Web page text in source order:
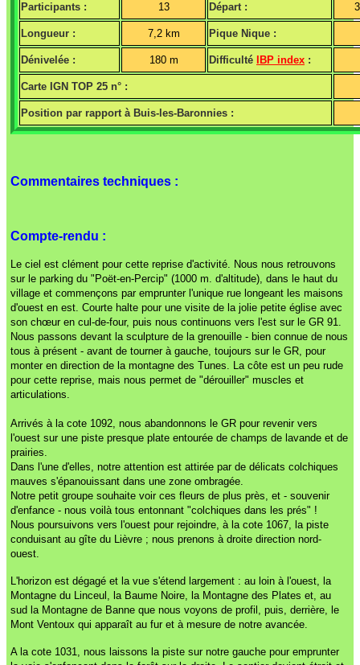
Participants : 13 Départ :
Longueur : 7,2 km Pique Nique :
Dénivelée : 180 m Difficulté IBP index :
Carte IGN TOP 25 n° :
Position par rapport à Buis-les-Baronnies :
Commentaires techniques :
Compte-rendu :
Le ciel est clément pour cette reprise d'activité. Nous nous retrouvons
sur le parking du "Poët-en-Percip" (1000 m. d'altitude), dans le haut du
village et commençons par emprunter l'unique rue longeant les maisons
d'ouest en est. Courte halte pour une visite de la jolie petite église avec
son chœur en cul-de-four, puis nous continuons vers l'est sur le GR 91.
Nous passons devant la sculpture de la grenouille - bien connue de nous
tous à présent - avant de tourner à gauche, toujours sur le GR, pour
monter en direction de la montagne des Tunes. La côte est un peu rude
pour cette reprise, mais nous permet de "dérouiller" muscles et
articulations.
Arrivés à la cote 1092, nous abandonnons le GR pour revenir vers
l'ouest sur une piste presque plate entourée de champs de lavande et de
prairies.
Dans l'une d'elles, notre attention est attirée par de délicats colchiques
mauves s'épanouissant dans une zone ombragée.
Notre petit groupe souhaite voir ces fleurs de plus près, et - souvenir
d'enfance - nous voilà tous entonnant "colchiques dans les prés" !
Nous poursuivons vers l'ouest pour rejoindre, à la cote 1067, la piste
conduisant au gîte du Lièvre ; nous prenons à droite direction nord-
ouest.
L'horizon est dégagé et la vue s'étend largement : au loin à l'ouest, la
Montagne du Linceul, la Baume Noire, la Montagne des Plates et, au
sud la Montagne de Banne que nous voyons de profil, puis, derrière, le
Mont Ventoux qui apparaît au fur et à mesure de notre avancée.
A la cote 1031, nous laissons la piste sur notre gauche pour emprunter